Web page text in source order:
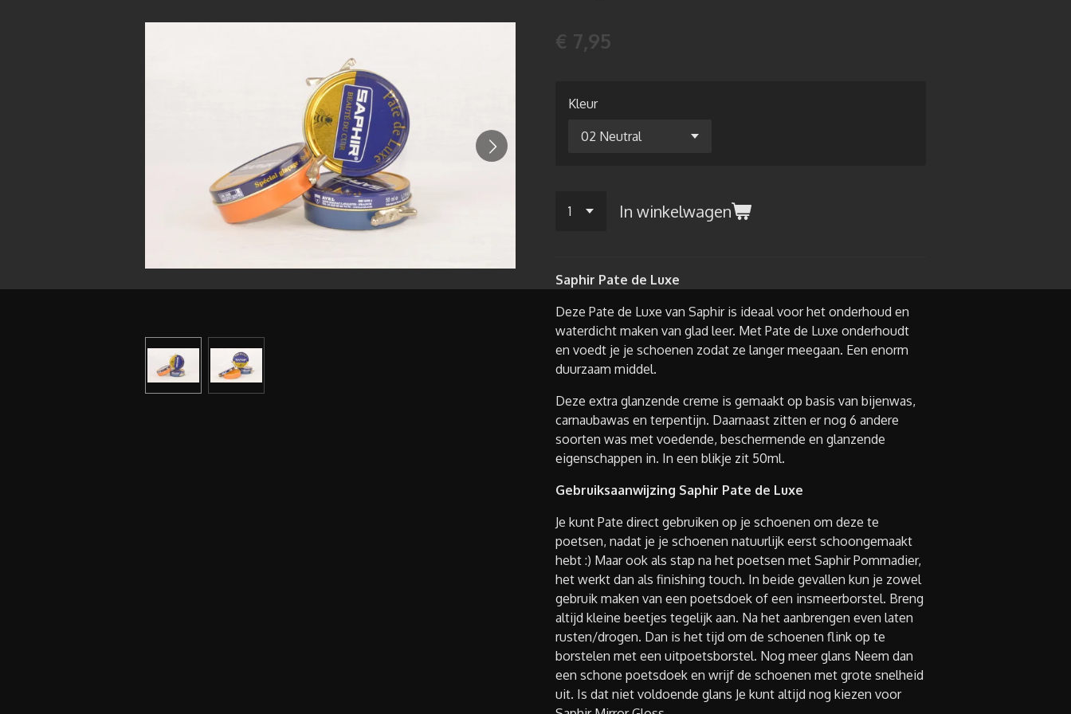
€ 7,95
Kleur
In winkelwagen
Saphir Pate de Luxe
Deze Pate de Luxe van Saphir is ideaal voor het onderhoud en
waterdicht maken van glad leer. Met Pate de Luxe onderhoudt
en voedt je je schoenen zodat ze langer meegaan. Een enorm
duurzaam middel.
Deze extra glanzende creme is gemaakt op basis van bijenwas,
carnaubawas en terpentijn. Daarnaast zitten er nog 6 andere
soorten was met voedende, beschermende en glanzende
eigenschappen in. In een blikje zit 50ml.
Gebruiksaanwijzing Saphir Pate de Luxe
Je kunt Pate direct gebruiken op je schoenen om deze te
poetsen, nadat je je schoenen natuurlijk eerst schoongemaakt
hebt :) Maar ook als stap na het poetsen met Saphir Pommadier,
het werkt dan als finishing touch. In beide gevallen kun je zowel
gebruik maken van een poetsdoek of een insmeerborstel. Breng
altijd kleine beetjes tegelijk aan. Na het aanbrengen even laten
rusten/drogen. Dan is het tijd om de schoenen flink op te
borstelen met een uitpoetsborstel. Nog meer glans Neem dan
een schone poetsdoek en wrijf de schoenen met grote snelheid
uit. Is dat niet voldoende glans Je kunt altijd nog kiezen voor